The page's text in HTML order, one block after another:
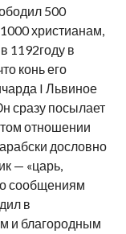
500
христианам,
1192году в
конь его
I Львиное
сразу посылает
отношении
дословно
— «царь,
сообщениям
в
и благородным